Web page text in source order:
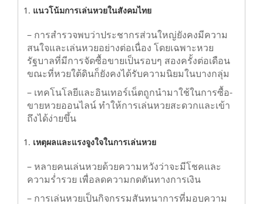
– การสำรวจพบว่าประชากรส่วนใหญ่ยังคงมีความ
สนใจและเล่นหวยอย่างต่อเนื่อง โดยเฉพาะหวย
รัฐบาลที่มีการจัดซื้อขายเป็นรอบๆ สองครั้งต่อเดือน
ขณะที่หวยใต้ดินก็ยังคงได้รับความนิยมในบางกลุ่ม
– เทคโนโลยีและอินเทอร์เน็ตถูกนำมาใช้ในการซื้อ-
ขายหวยออนไลน์ ทำให้การเล่นหวยสะดวกและเข้า
– หลายคนเล่นหวยด้วยความหวังว่าจะมีโชคและ
ความร่ำรวย เพื่อลดความกดดันทางการเงิน